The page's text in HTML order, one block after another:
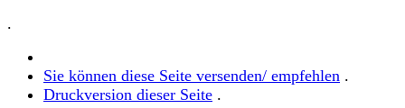
.
Sie können diese Seite versenden/ empfehlen .
Druckversion dieser Seite .